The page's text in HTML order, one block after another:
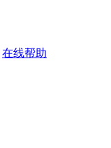
在线帮助